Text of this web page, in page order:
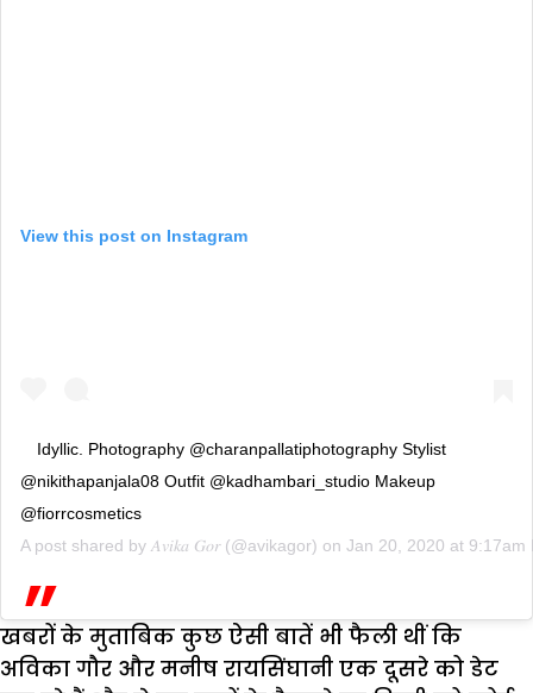
View this post on Instagram
Idyllic. Photography @charanpallatiphotography Stylist
@nikithapanjala08 Outfit @kadhambari_studio Makeup
@fiorrcosmetics
A post shared by 𝐴𝑣𝑖𝑘𝑎 𝐺𝑜𝑟(@avikagor) on Jan 20, 2020 at 9:17am
खबरों के मुताबिक कुछ ऐसी बातें भी फैली थीं कि
अविका गौर और मनीष रायसिंघानी एक दूसरे को डेट